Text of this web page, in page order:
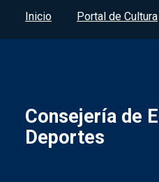
Menú del pie
Inicio Portal de Cultura
Consejería de
Deportes